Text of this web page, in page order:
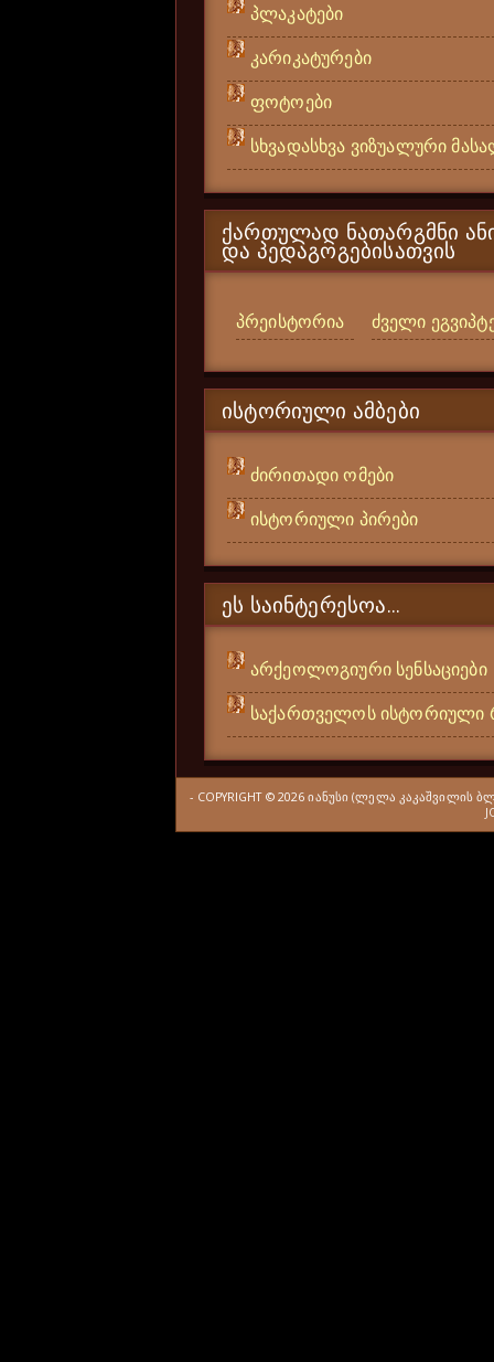
პლაკატები
კარიკატურები
ფოტოები
სხვადასხვა ვიზუალური
ᲥᲐᲠᲗᲣᲚᲐᲓ ᲜᲐᲗᲐᲠᲒᲛᲜᲘ
ᲓᲐ ᲞᲔᲓᲐᲒᲝᲒᲔᲑᲘᲡᲐᲗᲕᲘᲡ
პრეისტორია ძველი
ᲘᲡᲢᲝᲠᲘᲣᲚᲘ ᲐᲛᲑᲔᲑᲘ
ძირითადი ომები
ისტორიული პირები
ᲔᲡ ᲡᲐᲘᲜᲢᲔᲠᲔᲡᲝᲐ...
არქეოლოგიური სენსაციები
საქართველოს ისტორიული
- COPYRIGHT © 2026ᲘᲐᲜᲣᲡᲘ (ᲚᲔᲚᲐ ᲙᲐᲙᲐᲨᲕᲘᲚᲘᲡ